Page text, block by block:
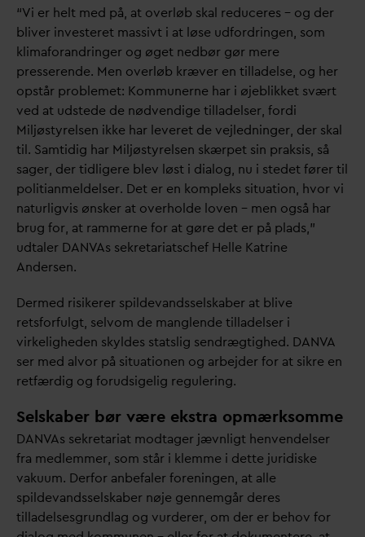
“Vi er helt med på, at overløb skal reduceres – og der
bliver investeret massivt i at løse udfordringen, som
klimaforandringer og øget nedbør gør mere
presserende. Men overløb kræver en tilladelse, og her
opstår problemet: Kommunerne har i øjeblikket svært
ved at udstede de nødvendige tilladelser, fordi
Miljøstyrelsen ikke har leveret de vejledninger, der skal
til. Samtidig har Miljøstyrelsen skærpet sin praksis, så
sager, der tidligere blev løst i dialog, nu i stedet fører til
politianmeldelser. Det er en kompleks situation, hvor vi
naturligvis ønsker at overholde loven – men også har
brug for, at rammerne for at gøre det er på plads,”
udtaler DANVAs sekretariatschef Helle Katrine
Andersen.
Dermed risikerer spildevandsselskaber at blive
retsforfulgt, selvom de manglende tilladelser i
virkeligheden skyldes statslig sendrægtighed. DANVA
ser med alvor på situationen og arbejder for at sikre en
retfærdig og forudsigelig regulering.
Selskaber bør være ekstra opmærksomme
DANVAs sekretariat modtager jævnligt henvendelser
fra medlemmer, som står i klemme i dette juridiske
vakuum. Derfor anbefaler foreningen, at alle
spildevandsselskaber nøje gennemgår deres
tilladelsesgrundlag og vurderer, om der er behov for